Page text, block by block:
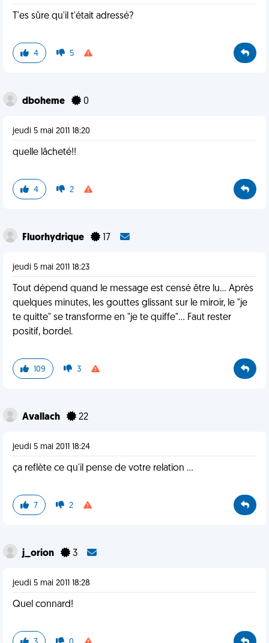
T'es sûre qu'il t'était adressé?
4 5
dboheme 0
jeudi 5 mai 2011 18:20
quelle lâcheté!!
4 2
Fluorhydrique 17
jeudi 5 mai 2011 18:23
Tout dépend quand le message est censé être lu... Après
quelques minutes, les gouttes glissant sur le miroir, le "je
te quitte" se transforme en "je te quiffe"... Faut rester
positif, bordel.
109 3
Avallach 22
jeudi 5 mai 2011 18:24
ça reflète ce qu'il pense de votre relation ...
7 2
j_orion 3
jeudi 5 mai 2011 18:28
Quel connard!